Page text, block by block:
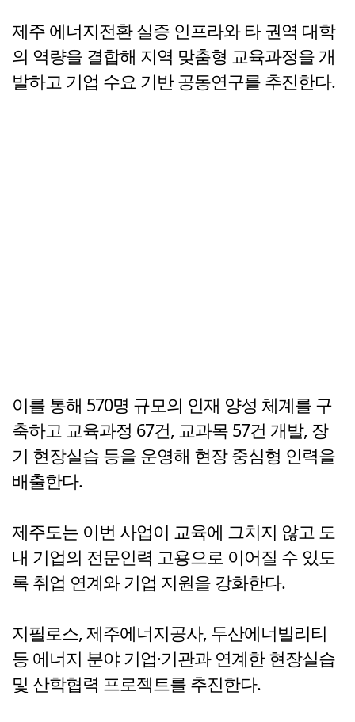
제주 에너지전환 실증 인프라와 타 권역 대학
의 역량을 결합해 지역 맞춤형 교육과정을 개
발하고 기업 수요 기반 공동연구를 추진한다.
이를 통해 570명 규모의 인재 양성 체계를 구
축하고 교육과정 67건, 교과목 57건 개발, 장
기 현장실습 등을 운영해 현장 중심형 인력을
배출한다.
제주도는 이번 사업이 교육에 그치지 않고 도
내 기업의 전문인력 고용으로 이어질 수 있도
록 취업 연계와 기업 지원을 강화한다.
지필로스, 제주에너지공사, 두산에너빌리티
등 에너지 분야 기업·기관과 연계한 현장실습
및 산학협력 프로젝트를 추진한다.